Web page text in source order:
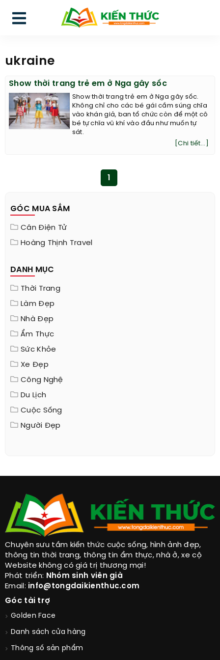
ukraine
Show thời trang trẻ em ở Nga gây sốc
Show thời trang trẻ em ở Nga gây sốc.
Không chỉ cho các bé gái cầm súng chĩa
vào khán giả, ban tổ chức còn để một cô
bé tự chĩa vũ khí vào đầu như muốn tự
sát.
[Chi tiết...]
GÓC MUA SẮM
Cân Điện Tử
Hoàng Thịnh Travel
DANH MỤC
Thời Trang
Làm Đẹp
Nhà Đẹp
Ẩm Thực
Sức Khỏe
Xe Đẹp
Công Nghệ
Du Lịch
Cuộc Sống
Người Đẹp
Chuyên sưu tầm kiến thức cuộc sống, hình ảnh đẹp,
thông tin thời trang, thông tin ẩm thực, nhà ở, xe cộ
Website không có giá trị thương mại!
Phát triển: Nhóm sinh viên già
Email: info@tongdaikienthuc.com
Góc tài trợ
Golden Face
Danh sách cửa hàng
Thông số sản phẩm